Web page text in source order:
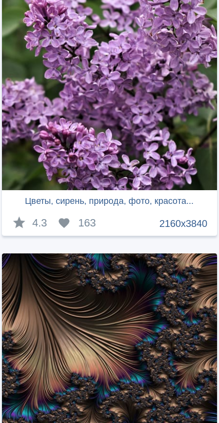
Цветы, сирень, природа, фото, красота...
2160x3840
4.3 163